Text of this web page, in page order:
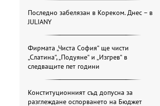
Последно забелязан в Кореком. Днес – в
JULIANY
Фирмата „Чиста София“ ще чисти
„Слатина“, „Подуяне“ и „Изгрев“ в
следващите пет години
Конституционният съд допусна за
разглеждане оспорването на Бюджет